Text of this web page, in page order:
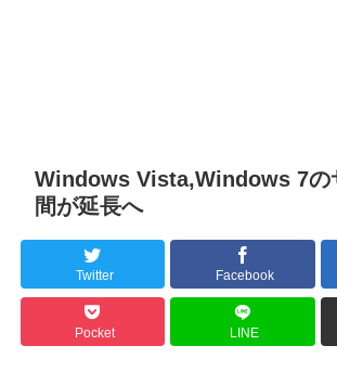
Windows Vista,Windows 7の
間が延長へ
Twitter Facebook
Pocket LINE